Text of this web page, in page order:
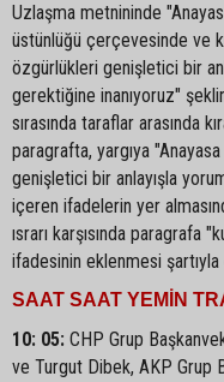
Uzlaşma metnininde
üstünlüğü çerçevesinde ve
özgürlükleri genişletici bir
gerektiğine inanıyoruz"
sırasında taraflar arasında
paragrafta, yargıya
genişletici bir anlayışla
içeren ifadelerin yer
ısrarı karşısında paragrafa
ifadesinin eklenmesi
SAAT SAAT YEMİN
10: 05: CHP Grup
ve Turgut Dibek, AKP Grup